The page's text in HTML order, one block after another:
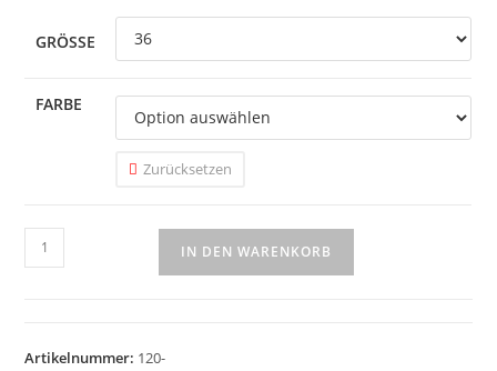
GRÖSSE
FARBE
Zurücksetzen
LUVER
Federschuhe
Menge
IN DEN WARENKORB
Artikelnummer: 120-